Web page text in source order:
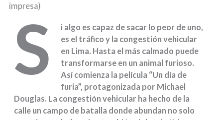
impresa)
S
i algo es capaz de sacar lo peor de uno,
es el tráfico y la congestión vehicular
en Lima. Hasta el más calmado puede
transformarse en un animal furioso.
Así comienza la película “Un día de
furia”, protagonizada por Michael
Douglas. La congestión vehicular ha hecho de la
calle un campo de batalla donde abundan no solo